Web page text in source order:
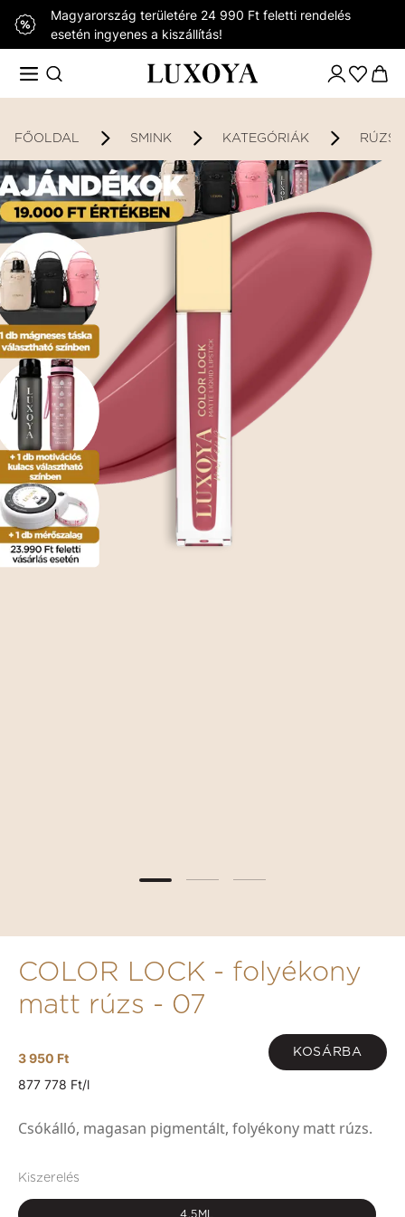
Magyarország területére 24 990 Ft feletti rendelés
esetén ingyenes a kiszállítás!
FŐOLDAL SMINK KATEGÓRIÁK
COLOR LOCK - folyékony
matt rúzs - 07
3 950 Ft KOSÁRBA
877 778 Ft/l
Csókálló, magasan pigmentált, folyékony matt rúzs.
Kiszerelés
4,5ML